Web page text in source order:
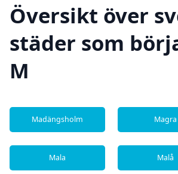
Översikt över
städer som
M
Madängsholm Magra
Mala Malå